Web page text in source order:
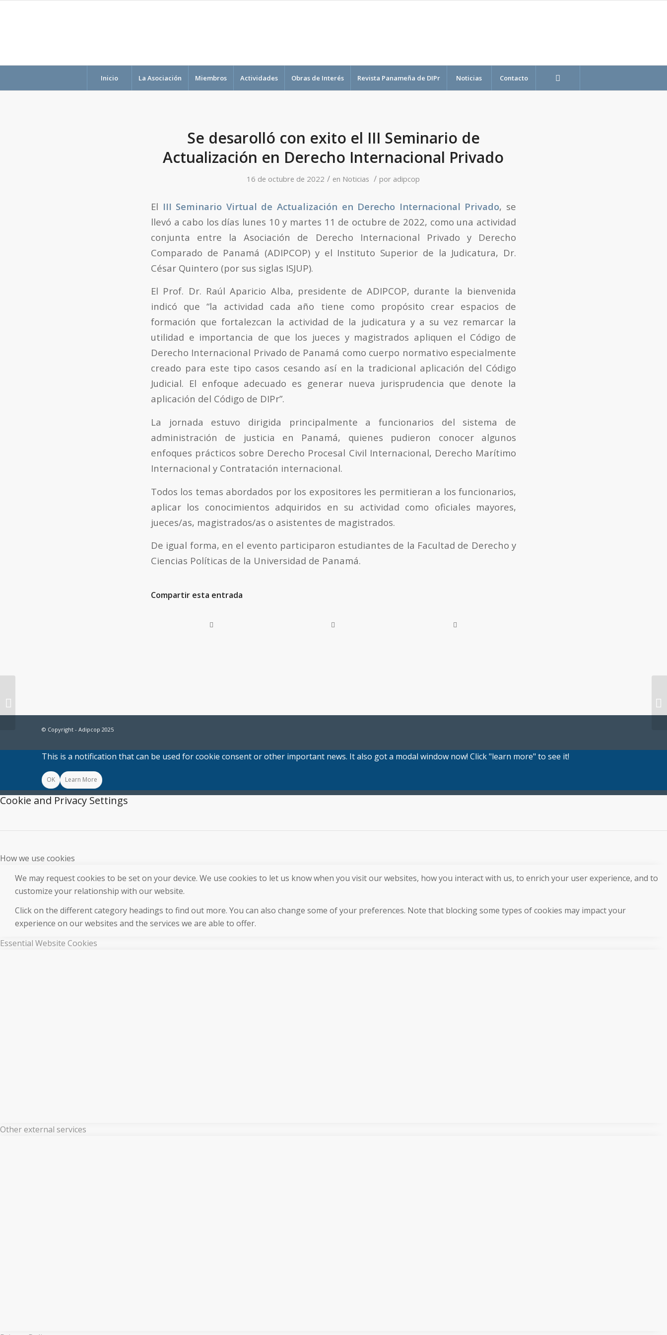
Inicio La Asociación Miembros Actividades Obras de Interés Revista Panameña de DIPr Noticias Contacto
Se desarolló con exito el III Seminario de
Actualización en Derecho Internacional Privado
16 de octubre de 2022 / en Noticias / por adipcop
El III Seminario Virtual de Actualización en Derecho Internacional Privado, se
llevó a cabo los días lunes 10 y martes 11 de octubre de 2022, como una actividad
conjunta entre la Asociación de Derecho Internacional Privado y Derecho
Comparado de Panamá (ADIPCOP) y el Instituto Superior de la Judicatura, Dr.
César Quintero (por sus siglas ISJUP).
El Prof. Dr. Raúl Aparicio Alba, presidente de ADIPCOP, durante la bienvenida
indicó que “la actividad cada año tiene como propósito crear espacios de
formación que fortalezcan la actividad de la judicatura y a su vez remarcar la
utilidad e importancia de que los jueces y magistrados apliquen el Código de
Derecho Internacional Privado de Panamá como cuerpo normativo especialmente
creado para este tipo casos cesando así en la tradicional aplicación del Código
Judicial. El enfoque adecuado es generar nueva jurisprudencia que denote la
aplicación del Código de DIPr”.
La jornada estuvo dirigida principalmente a funcionarios del sistema de
administración de justicia en Panamá, quienes pudieron conocer algunos
enfoques prácticos sobre Derecho Procesal Civil Internacional, Derecho Marítimo
Internacional y Contratación internacional.
Todos los temas abordados por los expositores les permitieran a los funcionarios,
aplicar los conocimientos adquiridos en su actividad como oficiales mayores,
jueces/as, magistrados/as o asistentes de magistrados.
De igual forma, en el evento participaron estudiantes de la Facultad de Derecho y
Ciencias Políticas de la Universidad de Panamá.
Compartir esta entrada
© Copyright - Adipcop 2025
This is a notification that can be used for cookie consent or other important news. It also got a modal window now! Click "learn more" to see it!
OK Learn More
Cookie and Privacy Settings
How we use cookies
We may request cookies to be set on your device. We use cookies to let us know when you visit our websites, how you interact with us, to enrich your user experience, and to
customize your relationship with our website.
Click on the different category headings to find out more. You can also change some of your preferences. Note that blocking some types of cookies may impact your
experience on our websites and the services we are able to offer.
Essential Website Cookies
Other external services